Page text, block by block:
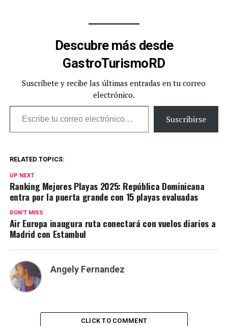
Descubre más desde
GastroTurismoRD
Suscríbete y recibe las últimas entradas en tu correo
electrónico.
Escribe tu correo electrónico…
Suscribirse
RELATED TOPICS:
UP NEXT
Ranking Mejores Playas 2025: República Dominicana
entra por la puerta grande con 15 playas evaluadas
DON'T MISS
Air Europa inaugura ruta conectará con vuelos diarios a
Madrid con Estambul
Angely Fernandez
CLICK TO COMMENT